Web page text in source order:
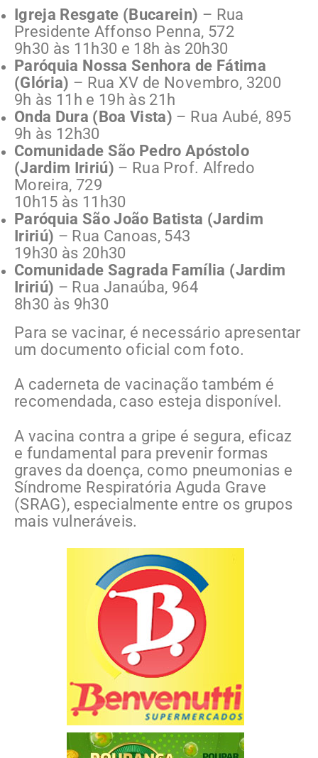
Igreja Resgate (Bucarein) – Rua
Presidente Affonso Penna, 572
9h30 às 11h30 e 18h às 20h30
Paróquia Nossa Senhora de Fátima
(Glória) – Rua XV de Novembro, 3200
9h às 11h e 19h às 21h
Onda Dura (Boa Vista) – Rua Aubé, 895
9h às 12h30
Comunidade São Pedro Apóstolo
(Jardim Iririú) – Rua Prof. Alfredo
Moreira, 729
10h15 às 11h30
Paróquia São João Batista (Jardim
Iririú) – Rua Canoas, 543
19h30 às 20h30
Comunidade Sagrada Família (Jardim
Iririú) – Rua Janaúba, 964
8h30 às 9h30
Para se vacinar, é necessário apresentar
um documento oficial com foto.
A caderneta de vacinação também é
recomendada, caso esteja disponível.
A vacina contra a gripe é segura, eficaz
e fundamental para prevenir formas
graves da doença, como pneumonias e
Síndrome Respiratória Aguda Grave
(SRAG), especialmente entre os grupos
mais vulneráveis.